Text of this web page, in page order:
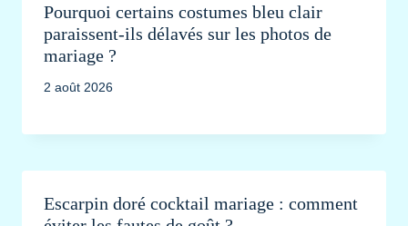
Pourquoi certains costumes bleu clair
paraissent-ils délavés sur les photos de
mariage ?
2 août 2026
Escarpin doré cocktail mariage : comment